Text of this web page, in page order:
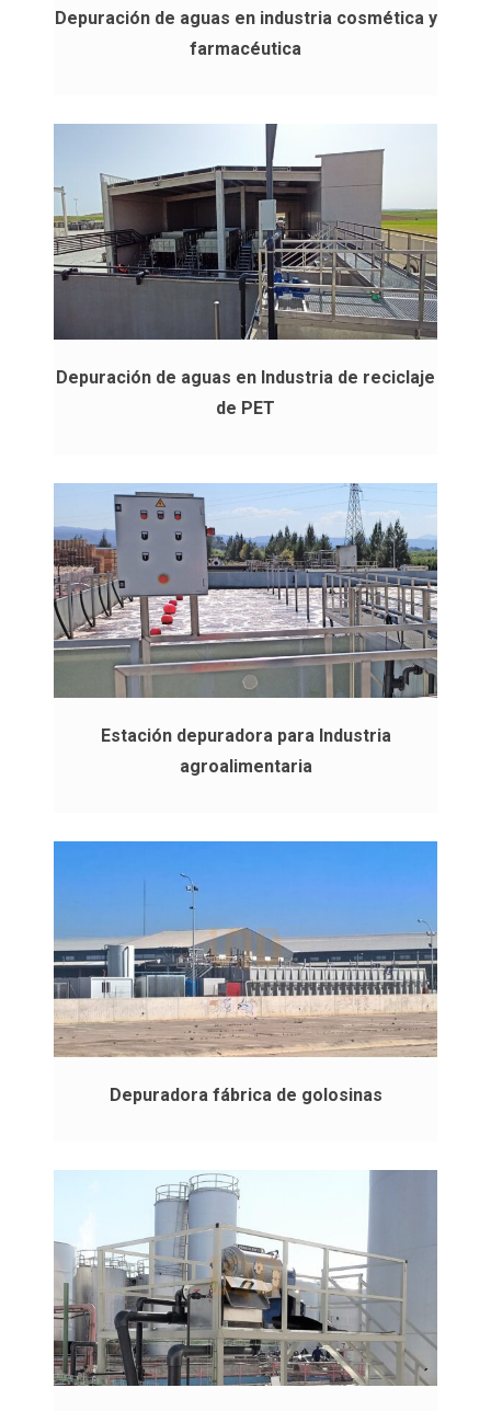
Depuración de aguas en industria cosmética y
farmacéutica
Depuración de aguas en Industria de reciclaje
de PET
Estación depuradora para Industria
agroalimentaria
Depuradora fábrica de golosinas